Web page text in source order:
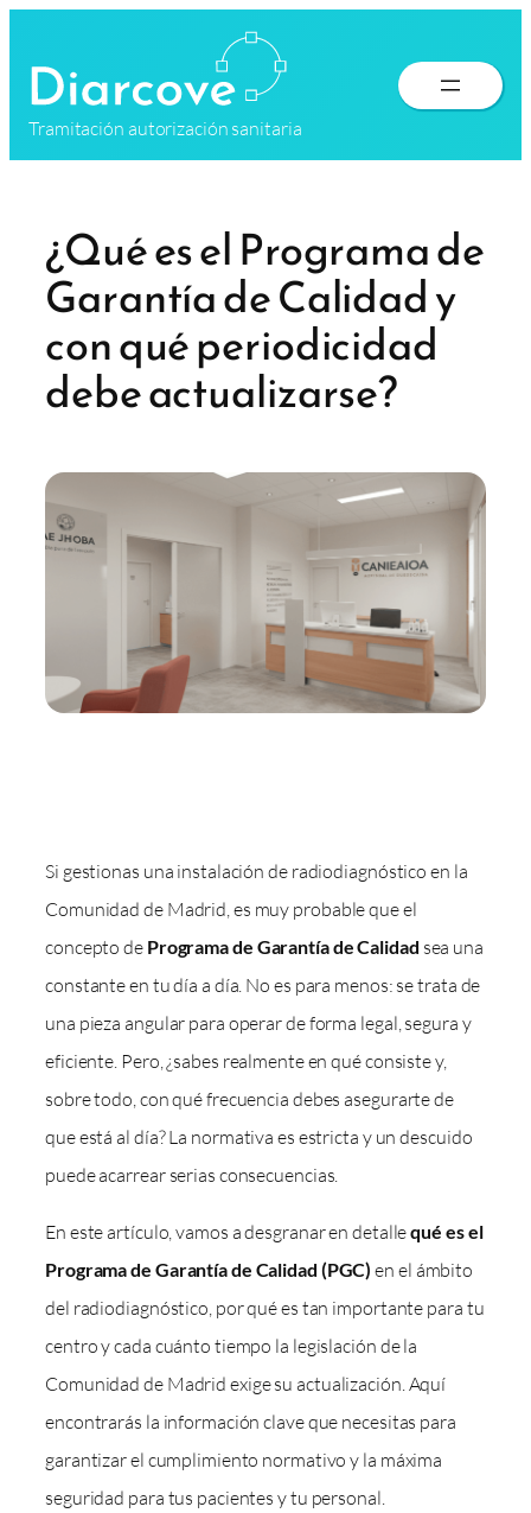
contenido
Tramitación autorización sanitaria
¿Qué es el Programa de
Garantía de Calidad y
con qué periodicidad
debe actualizarse?
Si gestionas una instalación de radiodiagnóstico en la
Comunidad de Madrid, es muy probable que el
concepto de Programa de Garantía de Calidad sea una
constante en tu día a día. No es para menos: se trata de
una pieza angular para operar de forma legal, segura y
eficiente. Pero, ¿sabes realmente en qué consiste y,
sobre todo, con qué frecuencia debes asegurarte de
que está al día? La normativa es estricta y un descuido
puede acarrear serias consecuencias.
En este artículo, vamos a desgranar en detallequé es el
Programa de Garantía de Calidad (PGC) en el ámbito
del radiodiagnóstico, por qué es tan importante para tu
centro y cada cuánto tiempo la legislación de la
Comunidad de Madrid exige su actualización. Aquí
encontrarás la información clave que necesitas para
garantizar el cumplimiento normativo y la máxima
seguridad para tus pacientes y tu personal.